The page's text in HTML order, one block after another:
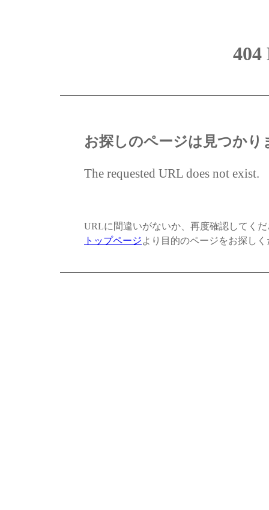
404
お探しのページは見つかり
The requested URL does not exist.
URLに間違いがないか、再度確認してく
トップページより目的のページをお探し